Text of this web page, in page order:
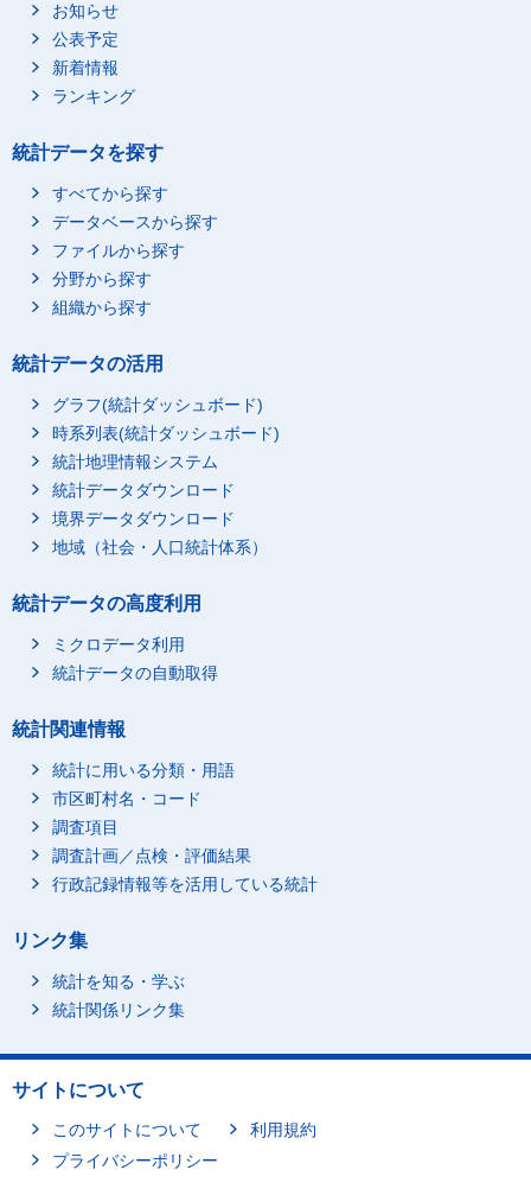
お知らせ
公表予定
新着情報
ランキング
統計データを探す
すべてから探す
データベースから探す
ファイルから探す
分野から探す
組織から探す
統計データの活用
グラフ(統計ダッシュボード)
時系列表(統計ダッシュボード)
統計地理情報システム
統計データダウンロード
境界データダウンロード
地域（社会・人口統計体系）
統計データの高度利用
ミクロデータ利用
統計データの自動取得
統計関連情報
統計に用いる分類・用語
市区町村名・コード
調査項目
調査計画／点検・評価結果
行政記録情報等を活用している統計
リンク集
統計を知る・学ぶ
統計関係リンク集
サイトについて
このサイトについて
利用規約
プライバシーポリシー